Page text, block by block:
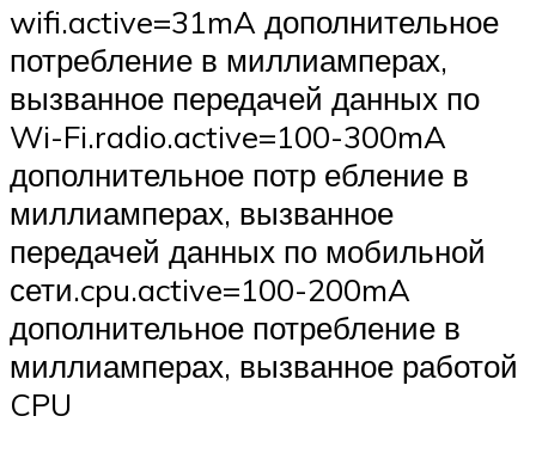
wifi.active=31mA дополнительное
потребление в миллиамперах,
вызванное передачей данных по
Wi-Fi.radio.active=100-300mA
дополнительное потр ебление в
миллиамперах, вызванное
передачей данных по мобильной
сети.cpu.active=100-200mA
дополнительное потребление в
миллиамперах, вызванное работой
CPU